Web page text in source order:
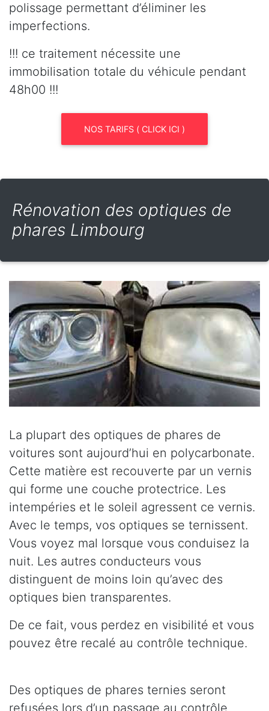
polissage permettant d’éliminer les
imperfections.
!!! ce traitement nécessite une
immobilisation totale du véhicule pendant
48h00 !!!
NOS TARIFS ( CLICK ICI )
Rénovation des optiques de
phares Limbourg
La plupart des optiques de phares de
voitures sont aujourd’hui en polycarbonate.
Cette matière est recouverte par un vernis
qui forme une couche protectrice. Les
intempéries et le soleil agressent ce vernis.
Avec le temps, vos optiques se ternissent.
Vous voyez mal lorsque vous conduisez la
nuit. Les autres conducteurs vous
distinguent de moins loin qu’avec des
optiques bien transparentes.
De ce fait, vous perdez en visibilité et vous
pouvez être recalé au contrôle technique.
Des optiques de phares ternies seront